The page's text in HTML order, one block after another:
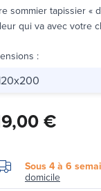
sommier tapissier «
qui va avec votre
:
€
Sous 4 à 6
domicile